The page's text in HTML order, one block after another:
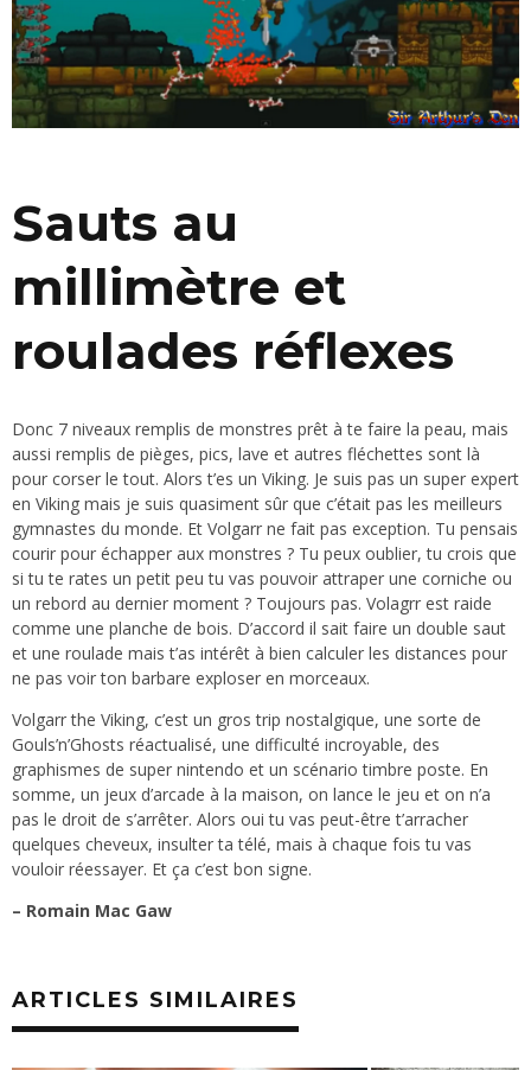
Sauts au
millimètre et
roulades réflexes
Donc 7 niveaux remplis de monstres prêt à te faire la peau, mais
aussi remplis de pièges, pics, lave et autres fléchettes sont là
pour corser le tout. Alors t’es un Viking. Je suis pas un super expert
en Viking mais je suis quasiment sûr que c’était pas les meilleurs
gymnastes du monde. Et Volgarr ne fait pas exception. Tu pensais
courir pour échapper aux monstres ? Tu peux oublier, tu crois que
si tu te rates un petit peu tu vas pouvoir attraper une corniche ou
un rebord au dernier moment ? Toujours pas. Volagrr est raide
comme une planche de bois. D’accord il sait faire un double saut
et une roulade mais t’as intérêt à bien calculer les distances pour
ne pas voir ton barbare exploser en morceaux.
Volgarr the Viking, c’est un gros trip nostalgique, une sorte de
Gouls’n’Ghosts réactualisé, une difficulté incroyable, des
graphismes de super nintendo et un scénario timbre poste. En
somme, un jeux d’arcade à la maison, on lance le jeu et on n’a
pas le droit de s’arrêter. Alors oui tu vas peut-être t’arracher
quelques cheveux, insulter ta télé, mais à chaque fois tu vas
vouloir réessayer. Et ça c’est bon signe.
– Romain Mac Gaw
ARTICLES SIMILAIRES